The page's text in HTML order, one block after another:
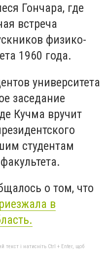
Гончара, где
встреча
физико-
1960 года.
университета
заседание
Кучма вручит
студентам
о том, что
в
текст і натисніть Ctrl + Enter, щоб